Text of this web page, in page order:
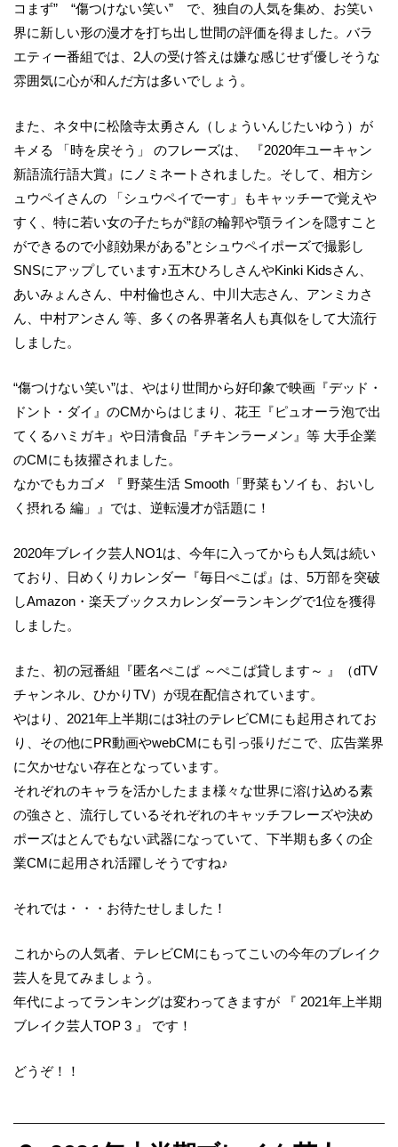
コまず” “傷つけない笑い” で、独自の人気を集め、お笑い
界に新しい形の漫才を打ち出し世間の評価を得ました。バラ
エティー番組では、2人の受け答えは嫌な感じせず優しそうな
雰囲気に心が和んだ方は多いでしょう。
また、ネタ中に松陰寺太勇さん（しょういんじたいゆう）が
キメる 「時を戻そう」 のフレーズは、 『2020年ユーキャン
新語流行語大賞』にノミネートされました。そして、相方シ
ュウペイさんの 「シュウペイでーす」もキャッチーで覚えや
すく、特に若い女の子たちが“顔の輪郭や顎ラインを隠すこと
ができるので小顔効果がある”とシュウペイポーズで撮影し
SNSにアップしています♪五木ひろしさんやKinki Kidsさん、
あいみょんさん、中村倫也さん、中川大志さん、アンミカさ
ん、中村アンさん 等、多くの各界著名人も真似をして大流行
しました。
“傷つけない笑い”は、やはり世間から好印象で映画『デッド・
ドント・ダイ』のCMからはじまり、花王『ピュオーラ泡で出
てくるハミガキ』や日清食品『チキンラーメン』等 大手企業
のCMにも抜擢されました。
なかでもカゴメ 『 野菜生活 Smooth「野菜もソイも、おいし
く摂れる 編」』では、逆転漫才が話題に！
2020年ブレイク芸人NO1は、今年に入ってからも人気は続い
ており、日めくりカレンダー『毎日ぺこぱ』は、5万部を突破
しAmazon・楽天ブックスカレンダーランキングで1位を獲得
しました。
また、初の冠番組『匿名ぺこぱ ～ぺこぱ貸します～ 』（dTV
チャンネル、ひかりTV）が現在配信されています。
やはり、2021年上半期には3社のテレビCMにも起用されてお
り、その他にPR動画やwebCMにも引っ張りだこで、広告業界
に欠かせない存在となっています。
それぞれのキャラを活かしたまま様々な世界に溶け込める素
の強さと、流行しているそれぞれのキャッチフレーズや決め
ポーズはとんでもない武器になっていて、下半期も多くの企
業CMに起用され活躍しそうですね♪
それでは・・・お待たせしました！
これからの人気者、テレビCMにもってこいの今年のブレイク
芸人を見てみましょう。
年代によってランキングは変わってきますが 『 2021年上半期
ブレイク芸人TOP 3 』 です！
どうぞ！！